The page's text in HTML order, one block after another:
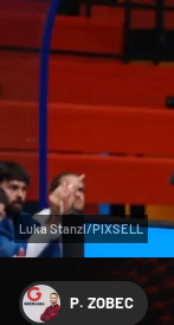
Luka Stanzl/PIXSELL
P. ZOBEC